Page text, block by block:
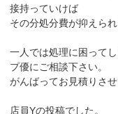
接持っていけば
その分処分費が抑えら
一人では処理に困って
プ優にご相談下さい。
がんばってお見積りさせ
店員Yの投稿でした。